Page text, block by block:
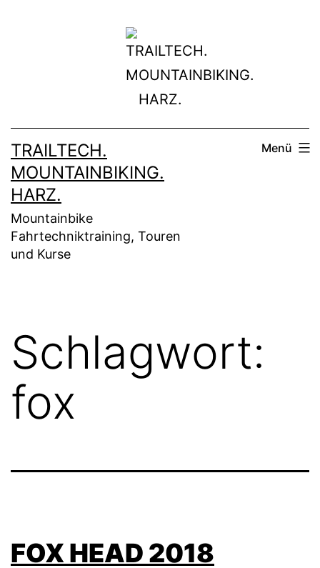
TRAILTECH.
MOUNTAINBIKING.
HARZ.
Mountainbike
Fahrtechniktraining, Touren
und Kurse
Menü
Schlagwort:
fox
FOX HEAD 2018